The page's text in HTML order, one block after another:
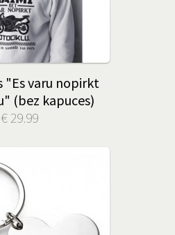
"Es varu nopirkt
(bez kapuces)
€ 29.99